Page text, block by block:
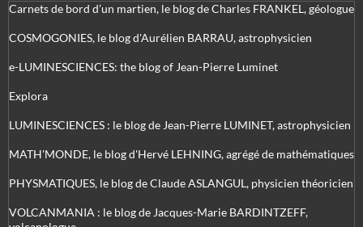
Carnets de bord d’un martien, le blog de Charles FRANKEL, géologue
COSMOGONIES, le blog d'Aurélien BARRAU, astrophysicien
e-LUMINESCIENCES: the blog of Jean-Pierre Luminet
Explora
LUMINESCIENCES : le blog de Jean-Pierre LUMINET, astrophysicien
MATH'MONDE, le blog d'Hervé LEHNING, agrégé de mathématiques
PHYSMATIQUES, le blog de Claude ASLANGUL, physicien théoricien
VOLCANMANIA : le blog de Jacques-Marie BARDINTZEFF,